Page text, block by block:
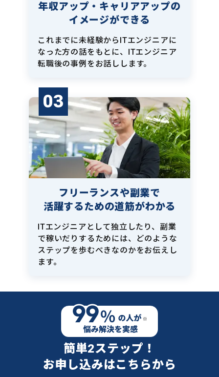
年収アップ・キャリアアップの
イメージができる
これまでに未経験からITエンジニアに
なった方の話をもとに、ITエンジニア
転職後の事例をお話しします。
03
フリーランスや副業で
活躍するための道筋がわかる
ITエンジニアとして独立したり、副業
で稼いだりするためには、どのような
ステップを歩むべきなのかをお伝えし
ます。
簡単2ステップ！
お申し込みはこちらから